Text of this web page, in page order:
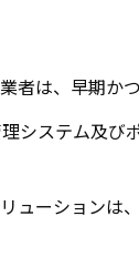
者は、早期か
システム及び
ューションは